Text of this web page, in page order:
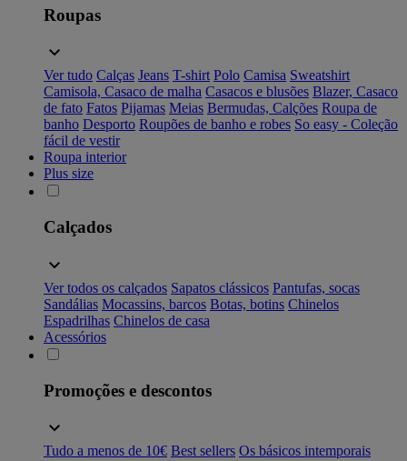
Roupas
Ver tudo Calças Jeans T-shirt Polo Camisa Sweatshirt
Camisola, Casaco de malha Casacos e blusões Blazer, Casaco
de fato Fatos Pijamas Meias Bermudas, Calções Roupa de
banho Desporto Roupões de banho e robes So easy - Coleção
fácil de vestir
Roupa interior
Plus size
Calçados
Ver todos os calçados Sapatos clássicos Pantufas, socas
Sandálias Mocassins, barcos Botas, botins Chinelos
Espadrilhas Chinelos de casa
Acessórios
Promoções e descontos
Tudo a menos de 10€ Best sellers Os básicos intemporais